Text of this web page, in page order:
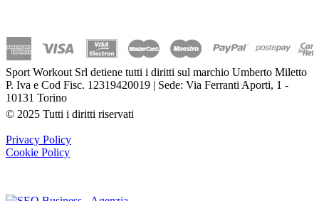
Sport Workout Srl detiene tutti i diritti sul marchio Umberto Miletto
P. Iva e Cod Fisc. 12319420019 | Sede: Via Ferranti Aporti, 1 -
10131 Torino
© 2025 Tutti i diritti riservati
Privacy Policy
Cookie Policy